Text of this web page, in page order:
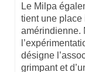
Le Milpa
tient une place
amérindienne.
désigne
grimpant et